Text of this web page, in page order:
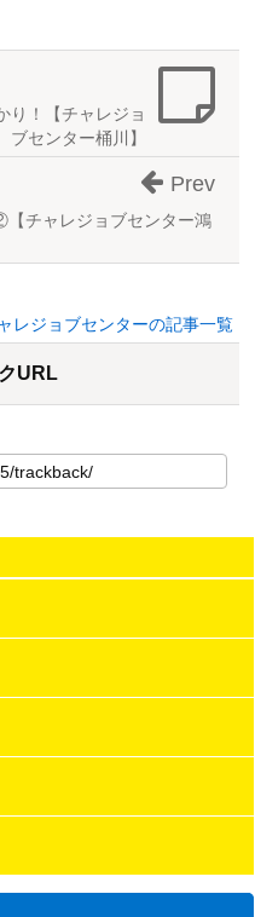
り！【チャレジョ
ブセンター桶川】
チャレジョブセンター鴻
Prev
レジョブセンターの記事一覧
URL